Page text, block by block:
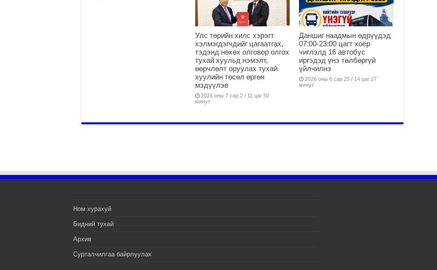
Улс төрийн хилс хэрэгт
хэлмэгдэгчдийг цагаатгах,
тэдэнд нөхөх олговор олгох
тухай хуульд нэмэлт,
өөрчлөлт оруулах тухай
хуулийн төсөл өргөн
мэдүүлэв
2026 оны 7 сар 2 / 11 цаг 50
минут
Даншиг наадмын өдрүүдэд
07:00-23:00 цагт хоёр
чиглэлд 16 автобус
иргэдэд үнэ төлбөргүй
үйлчилнэ
2026 оны 6 сар 25 / 14 цаг 27
минут
Ном хурахуй
Бидний тухай
Архив
Сурталчилгаа байрлуулах